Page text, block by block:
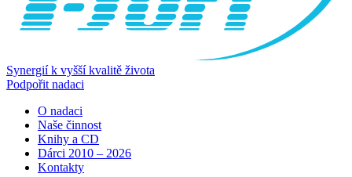
Synergií k vyšší kvalitě života
Podpořit nadaci
O nadaci
Naše činnost
Knihy a CD
Dárci 2010 – 2026
Kontakty